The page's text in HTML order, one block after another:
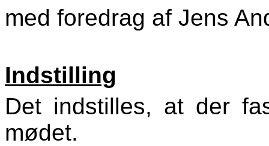
med foredrag af Jens
Indstilling
Det indstilles, at der
mødet.